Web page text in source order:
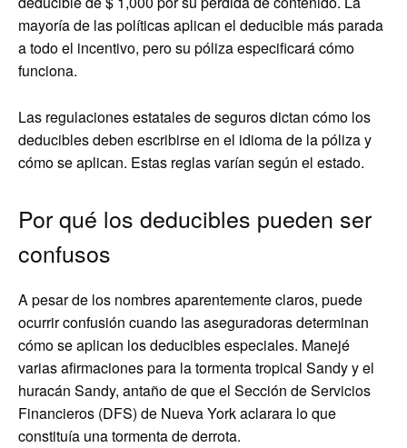
mayoría de las políticas aplican el deducible más parada
a todo el incentivo, pero su póliza especificará cómo
funciona.
Las regulaciones estatales de seguros dictan cómo los
deducibles deben escribirse en el idioma de la póliza y
cómo se aplican. Estas reglas varían según el estado.
Por qué los deducibles pueden ser
confusos
A pesar de los nombres aparentemente claros, puede
ocurrir confusión cuando las aseguradoras determinan
cómo se aplican los deducibles especiales. Manejé
varias afirmaciones para la tormenta tropical Sandy y el
huracán Sandy, antaño de que el Sección de Servicios
Financieros (DFS) de Nueva York aclarara lo que
constituía una tormenta de derrota.